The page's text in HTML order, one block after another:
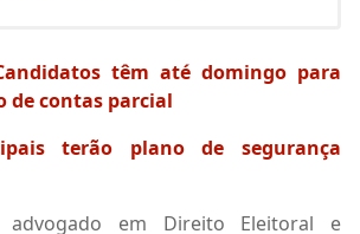
têm até domingo para
de contas parcial
terão plano de segurança
em Direito Eleitoral e